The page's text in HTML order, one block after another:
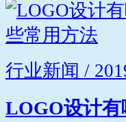
行业新闻 /
LOGO设计